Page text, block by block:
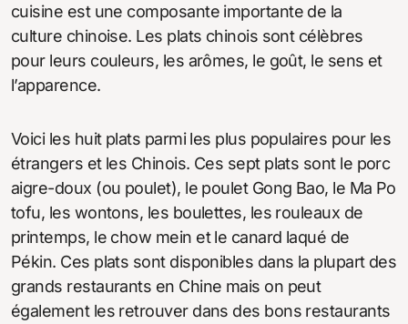
cuisine est une composante importante de la
culture chinoise. Les plats chinois sont célèbres
pour leurs couleurs, les arômes, le goût, le sens et
l’apparence.
Voici les huit plats parmi les plus populaires pour les
étrangers et les Chinois. Ces sept plats sont le porc
aigre-doux (ou poulet), le poulet Gong Bao, le Ma Po
tofu, les wontons, les boulettes, les rouleaux de
printemps, le chow mein et le canard laqué de
Pékin. Ces plats sont disponibles dans la plupart des
grands restaurants en Chine mais on peut
également les retrouver dans des bons restaurants